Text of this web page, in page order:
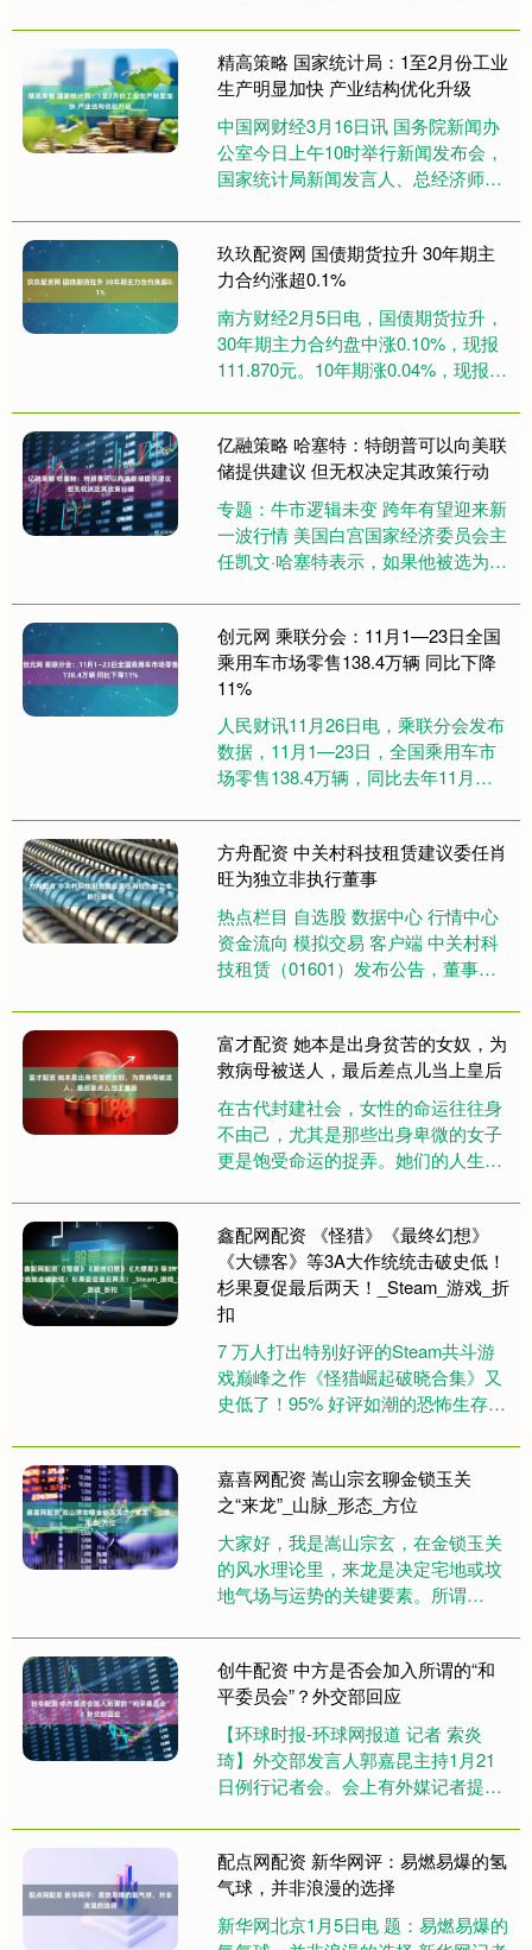
所的200余名....
精高策略 国家统计局：1至2月份工业
生产明显加快 产业结构优化升级
中国网财经3月16日讯 国务院新闻办
公室今日上午10时举行新闻发布会，
国家统计局新闻发言人、总经济师、
2026年1-2月份国民经....
玖玖配资网 国债期货拉升 30年期主
力合约涨超0.1%
南方财经2月5日电，国债期货拉升，
30年期主力合约盘中涨0.10%，现报
111.870元。10年期涨0.04%，现报
亿融策略 哈塞特：特朗普可以向美联
储提供建议 但无权决定其政策行动
专题：牛市逻辑未变 跨年有望迎来新
一波行情 美国白宫国家经济委员会主
任凯文·哈塞特表示，如果他被选为美
策意见，但央行的利率决策仍....
创元网 乘联分会：11月1—23日全国
乘用车市场零售138.4万辆 同比下降
11%
人民财讯11月26日电，乘联分会发布
数据，11月1—23日，全国乘用车市
场零售138.4万辆，同比去年11月同
年以来累计零售....
方舟配资 中关村科技租赁建议委任肖
旺为独立非执行董事
热点栏目 自选股 数据中心 行情中心
资金流向 模拟交易 客户端 中关村科
技租赁（01601）发布公告，董事会
会独立非执行董事及....
富才配资 她本是出身贫苦的女奴，为
救病母被送人，最后差点儿当上皇后
在古代封建社会，女性的命运往往身
不由己，尤其是那些出身卑微的女子
更是饱受命运的捉弄。她们的人生轨
\"所支配，连最基本的婚姻自主....
鑫配网配资 《怪猎》《最终幻想》
《大镖客》等3A大作统统击破史低！
杉果夏促最后两天！_Steam_游戏_折
扣
7 万人打出特别好评的Steam共斗游
戏巅峰之作《怪猎崛起破晓合集》又
史低了！95% 好评如潮的恐怖生存游
75%；更有《最终幻想....
嘉喜网配资 嵩山宗玄聊金锁玉关
之“来龙”_山脉_形态_方位
大家好，我是嵩山宗玄，在金锁玉关
的风水理论里，来龙是决定宅地或坟
地气场与运势的关键要素。所谓
走势仿若巨龙蜿蜒游走，其蕴含的
气....
创牛配资 中方是否会加入所谓的“和
平委员会”？外交部回应
【环球时报-环球网报道 记者 索炎
琦】外交部发言人郭嘉昆主持1月21
日例行记者会。会上有外媒记者提问
入“和平委员会”的邀请，美国总....
配点网配资 新华网评：易燃易爆的氢
气球，并非浪漫的选择
新华网北京1月5日电 题：易燃易爆的